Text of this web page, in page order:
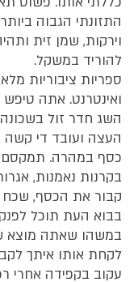
התזונתי הגבוה
וירקות, שמן זית
להוריד במשקל.
ספריות ציבוריות
ואינטרנט. אתה
השג חדר זול
העצה ועובד די
כסף במהרה.
בקרנות נאמנות,
קבור את הכסף, שכח
בבוא העת תוכל
במשהו שאתה מוצא
לקחת אותו איתך
עקוב בקפידה אחרי